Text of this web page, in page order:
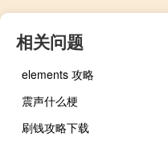
相关问题
elements 攻略
震声什么梗
刷钱攻略下载